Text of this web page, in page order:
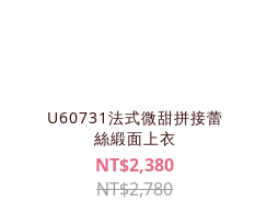
U60731法式微甜拼接蕾
絲緞面上衣
NT$2,380
NT$2,780